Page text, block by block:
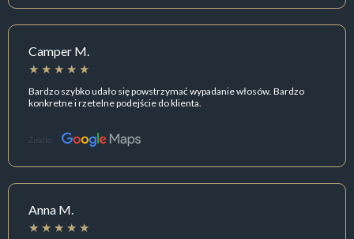
Camper M.
Bardzo szybko udało się powstrzymać wypadanie włosów. Bardzo
konkretne i rzetelne podejście do klienta.
Źródło:
Anna M.